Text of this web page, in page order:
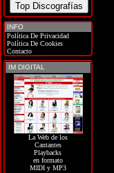
INFO
Política De Privacidad
Política De Cookies
Contacto
IM DIGITAL
La Web de los
Cantantes
Playbacks
en formato
MIDI y MP3